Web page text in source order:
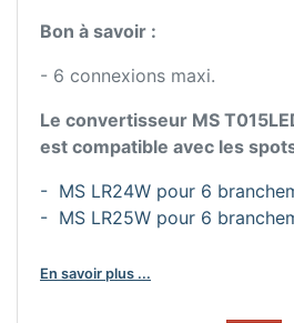
Bon à savoir :
- 6 connexions maxi.
Le convertisseur MS
est compatible avec les
- MS LR24W pour 6
- MS LR25W pour 6
En savoir plus ...